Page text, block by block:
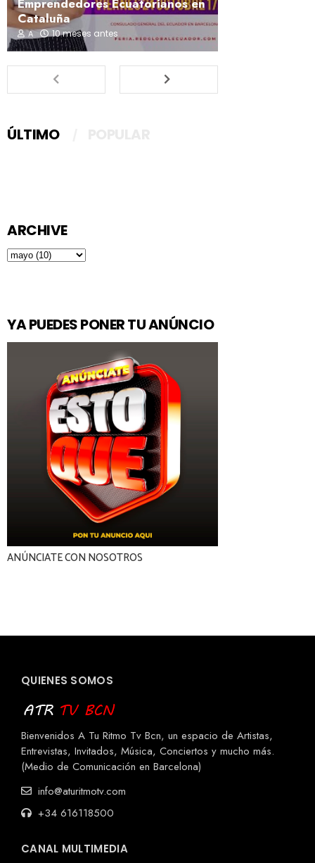
Cataluña
A 10 meses antes
ÚLTIMO
ARCHIVE
YA PUEDES PONER TU ANÚNCIO
ANÚNCIATE CON NOSOTROS
QUIENES SOMOS
Bienvenidos A Tu Ritmo Tv Bcn, un espacio de Artistas,
Entrevistas, Invitados, Música, Conciertos y mucho más.
(Medio de Comunicación en Barcelona)
info@aturitmotv.com
+34 616118500
CANAL MULTIMEDIA